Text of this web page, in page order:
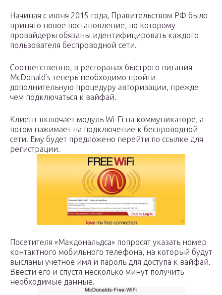
Начиная с июня 2015 года, Правительством РФ было
принято новое постановление, по которому
провайдеры обязаны идентифицировать каждого
пользователя беспроводной сети.
Соответственно, в ресторанах быстрого питания
McDonald’s теперь необходимо пройти
дополнительную процедуру авторизации, прежде
чем подключаться к вайфай.
Клиент включает модуль Wi-Fi на коммуникаторе, а
потом нажимает на подключение к беспроводной
сети. Ему будет предложено перейти по ссылке для
регистрации.
Посетителя «Макдональдса» попросят указать номер
контактного мобильного телефона, на который будут
высланы учетное имя и пароль для доступа к вайфай.
Ввести его и спустя несколько минут получить
необходимые данные.